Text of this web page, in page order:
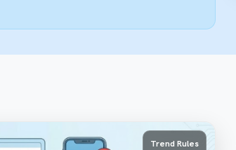
Trend Rules